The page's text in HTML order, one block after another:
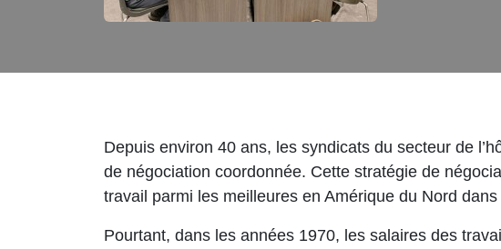
Depuis environ 40 ans, les syndicats du secteur de
de négociation coordonnée. Cette stratégie de
travail parmi les meilleures en Amérique du Nord
Pourtant, dans les années 1970, les salaires des